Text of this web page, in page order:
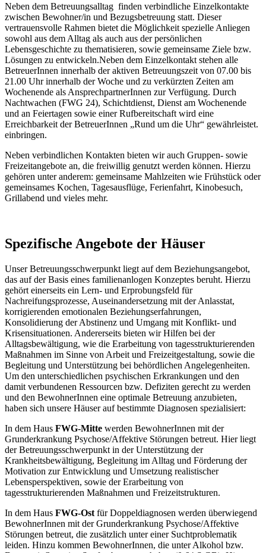
Neben dem Betreuungsalltag finden verbindliche Einzelkontakte
zwischen Bewohner/in und Bezugsbetreuung statt. Dieser
vertrauensvolle Rahmen bietet die Möglichkeit spezielle Anliegen
sowohl aus dem Alltag als auch aus der persönlichen
Lebensgeschichte zu thematisieren, sowie gemeinsame Ziele bzw.
Lösungen zu entwickeln.Neben dem Einzelkontakt stehen alle
BetreuerInnen innerhalb der aktiven Betreuungszeit von 07.00 bis
21.00 Uhr innerhalb der Woche und zu verkürzten Zeiten am
Wochenende als AnsprechpartnerInnen zur Verfügung. Durch
Nachtwachen (FWG 24), Schichtdienst, Dienst am Wochenende
und an Feiertagen sowie einer Rufbereitschaft wird eine
Erreichbarkeit der BetreuerInnen „Rund um die Uhr“ gewährleistet.
einbringen.
Neben verbindlichen Kontakten bieten wir auch Gruppen- sowie
Freizeitangebote an, die freiwillig genutzt werden können. Hierzu
gehören unter anderem: gemeinsame Mahlzeiten wie Frühstück oder
gemeinsames Kochen, Tagesausflüge, Ferienfahrt, Kinobesuch,
Grillabend und vieles mehr.
Spezifische Angebote der Häuser
Unser Betreuungsschwerpunkt liegt auf dem Beziehungsangebot,
das auf der Basis eines familienanlogen Konzeptes beruht. Hierzu
gehört einerseits ein Lern- und Erprobungsfeld für
Nachreifungsprozesse, Auseinandersetzung mit der Anlasstat,
korrigierenden emotionalen Beziehungserfahrungen,
Konsolidierung der Abstinenz und Umgang mit Konflikt- und
Krisensituationen. Andererseits bieten wir Hilfen bei der
Alltagsbewältigung, wie die Erarbeitung von tagesstrukturierenden
Maßnahmen im Sinne von Arbeit und Freizeitgestaltung, sowie die
Begleitung und Unterstützung bei behördlichen Angelegenheiten.
Um den unterschiedlichen psychischen Erkrankungen und den
damit verbundenen Ressourcen bzw. Defiziten gerecht zu werden
und den BewohnerInnen eine optimale Betreuung anzubieten,
haben sich unsere Häuser auf bestimmte Diagnosen spezialisiert:
In dem Haus FWG-Mitte werden BewohnerInnen mit der
Grunderkrankung Psychose/Affektive Störungen betreut. Hier liegt
der Betreuungsschwerpunkt in der Unterstützung der
Krankheitsbewältigung, Begleitung im Alltag und Förderung der
Motivation zur Entwicklung und Umsetzung realistischer
Lebensperspektiven, sowie der Erarbeitung von
tagesstrukturierenden Maßnahmen und Freizeitstrukturen.
In dem Haus FWG-Ost für Doppeldiagnosen werden überwiegend
BewohnerInnen mit der Grunderkrankung Psychose/Affektive
Störungen betreut, die zusätzlich unter einer Suchtproblematik
leiden. Hinzu kommen BewohnerInnen, die unter Alkohol bzw.